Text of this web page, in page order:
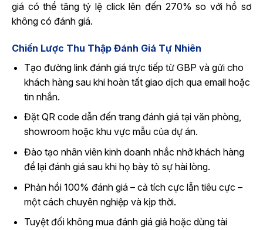
giá có thể tăng tỷ lệ click lên đến 270% so với hồ sơ
không có đánh giá.
Chiến Lược Thu Thập Đánh Giá Tự Nhiên
Tạo đường link đánh giá trực tiếp từ GBP và gửi cho
khách hàng sau khi hoàn tất giao dịch qua email hoặc
tin nhắn.
Đặt QR code dẫn đến trang đánh giá tại văn phòng,
showroom hoặc khu vực mẫu của dự án.
Đào tạo nhân viên kinh doanh nhắc nhở khách hàng
để lại đánh giá sau khi họ bày tỏ sự hài lòng.
Phản hồi 100% đánh giá – cả tích cực lẫn tiêu cực –
một cách chuyên nghiệp và kịp thời.
Tuyệt đối không mua đánh giá giả hoặc dùng tài